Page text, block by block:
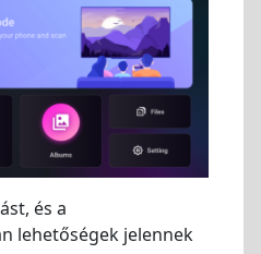
és a
lehetőségek jelennek